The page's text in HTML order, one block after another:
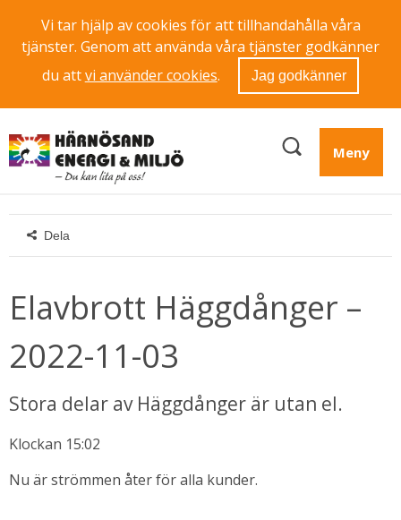
Vi tar hjälp av cookies för att tillhandahålla våra
tjänster. Genom att använda våra tjänster godkänner
du attvi använder cookies. Jag godkänner
Meny
Dela
Elavbrott Häggdånger –
2022-11-03
Stora delar av Häggdånger är utan el.
Klockan 15:02
Nu är strömmen åter för alla kunder.